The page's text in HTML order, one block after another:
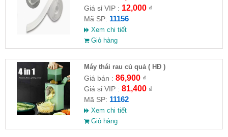
Giá sỉ VIP : 12,000₫
Mã SP: 11156
Xem chi tiết
Giỏ hàng
Máy thái rau củ quả ( HĐ )
Giá bán : 86,900₫
Giá sỉ VIP : 81,400₫
Mã SP: 11162
Xem chi tiết
Giỏ hàng